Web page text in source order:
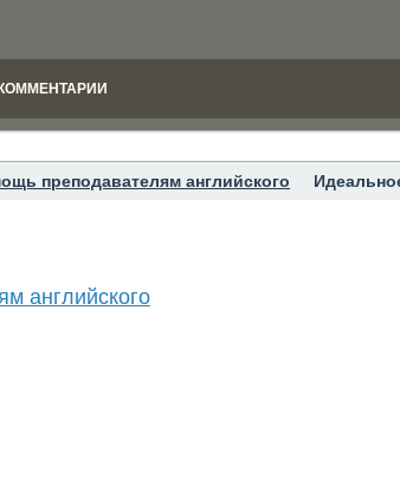
КОММЕНТАРИИ
преподавателям английского
английского